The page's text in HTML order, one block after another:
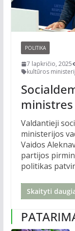
POLITIKA
7 lapkričio, 2025
kultūros
Valdantieji
ministerijos
Vaidos
partijos
politikas
Skaityti